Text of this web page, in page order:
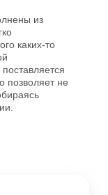
из
каких-то
позволяет не